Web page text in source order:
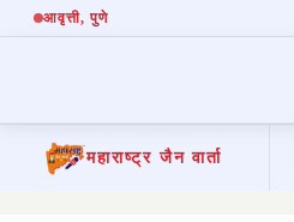
आवृत्ती, पुणे
महाराष्ट्र जैन वार्ता